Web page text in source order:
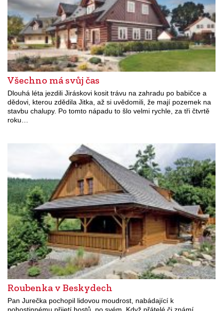
Všechno má svůj čas
Dlouhá léta jezdili Jiráskovi kosit trávu na zahradu po babičce a
dědovi, kterou zdědila Jitka, až si uvědomili, že mají pozemek na
stavbu chalupy. Po tomto nápadu to šlo velmi rychle, za tři čtvrtě
roku…
Roubenka v Beskydech
Pan Jurečka pochopil lidovou moudrost, nabádající k